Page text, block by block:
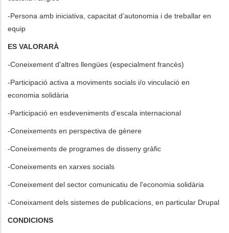
-Persona amb iniciativa, capacitat d’autonomia i de treballar en
equip
ES VALORARÀ
-Coneixement d'altres llengües (especialment francès)
-Participació activa a moviments socials i/o vinculació en
economia solidària
-Participació en esdeveniments d’escala internacional
-Coneixements en perspectiva de gènere
-Coneixements de programes de disseny gràfic
-Coneixements en xarxes socials
-Coneixement del sector comunicatiu de l'economia solidària
-Coneixament dels sistemes de publicacions, en particular Drupal
CONDICIONS